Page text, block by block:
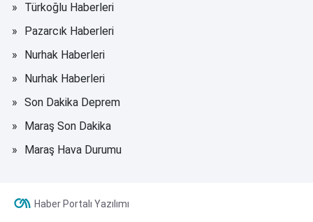
Türkoğlu Haberleri
Pazarcık Haberleri
Nurhak Haberleri
Nurhak Haberleri
Son Dakika Deprem
Maraş Son Dakika
Maraş Hava Durumu
Haber Portalı Yazılımı